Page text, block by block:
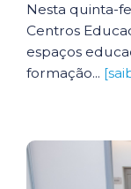
Nesta quinta-
Centros
espaços
formação...